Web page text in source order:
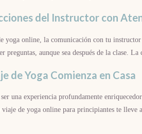
del Instructor con
yoga online, la comunicación con tu
preguntas, aunque sea después de la clase.
de Yoga Comienza en Casa
una experiencia profundamente
viaje de yoga online para principiantes te lleve